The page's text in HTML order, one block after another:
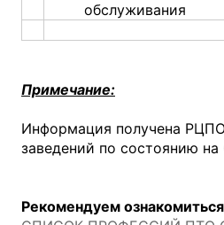
обслуживания
Примечание:
Информация получена
заведений по состоянию на
Рекомендуем